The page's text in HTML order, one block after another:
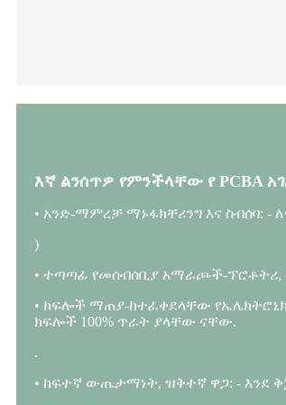
እኛ ልንሰጥዎ የምንችላቸው የ PCBA
• አንድ-ማምረቻ ማኑፋክቸሪንግ እና ስብሰባ: -
)
• ተጣጣፊ የመሰብሰቢያ አማራጮች-ፕሮቶትሪ,
• ክፍሎች ማጠያ-ከተፈቀደላቸው
ክፍሎች 100% ጥራት ያላቸው ናቸው.
.
• ከፍተኛ ውጤታማነት, ዝቅተኛ ዋጋ: - እንደ